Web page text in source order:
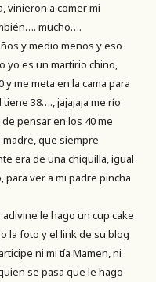
vinieron a comer mi
mucho….
y medio menos y eso
yo es un martirio chino,
me meta en la cama para
38…., jajajaja me río
pensar en los 40 me
madre, que siempre
era de una chiquilla, igual
ver a mi padre pincha
le hago un cup cake
la foto y el link de su blog
ni mi tía Mamen, ni
se pasa que le hago